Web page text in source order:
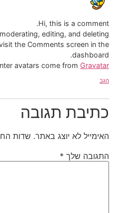
Hi, this is a comment.
editing, and deleting
the Comments screen in the
dashboard.
avatars come from Gravatar
הגב
כתיבת תגובה
האימייל לא יוצג באתר. שדות
התגובה שלך *